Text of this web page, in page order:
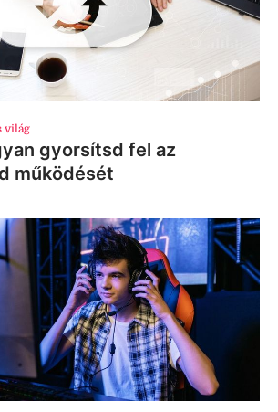
világ
gyorsítsd fel az
működését